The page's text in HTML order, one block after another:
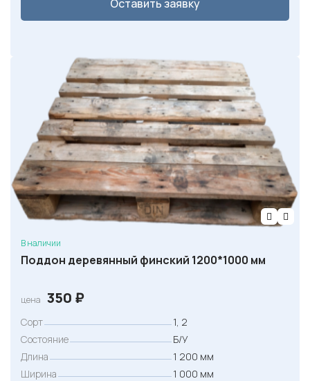
Оставить заявку
В наличии
Поддон деревянный финский 1200*1000 мм
цена 350 ₽
Сорт
1, 2
Состояние
Б/У
Длина
1 200 мм
Ширина
1 000 мм